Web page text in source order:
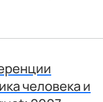
человека и